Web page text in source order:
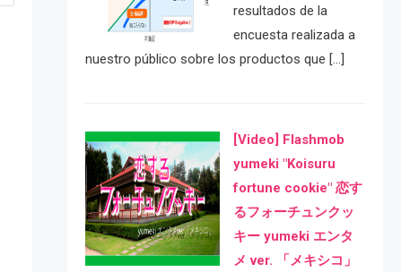
resultados de la
encuesta realizada a
nuestro público sobre los productos que […]
[Video] Flashmob
yumeki "Koisuru
fortune cookie" 恋す
るフォーチュンクッ
キー yumeki エンタ
メ ver. 「メキシコ」